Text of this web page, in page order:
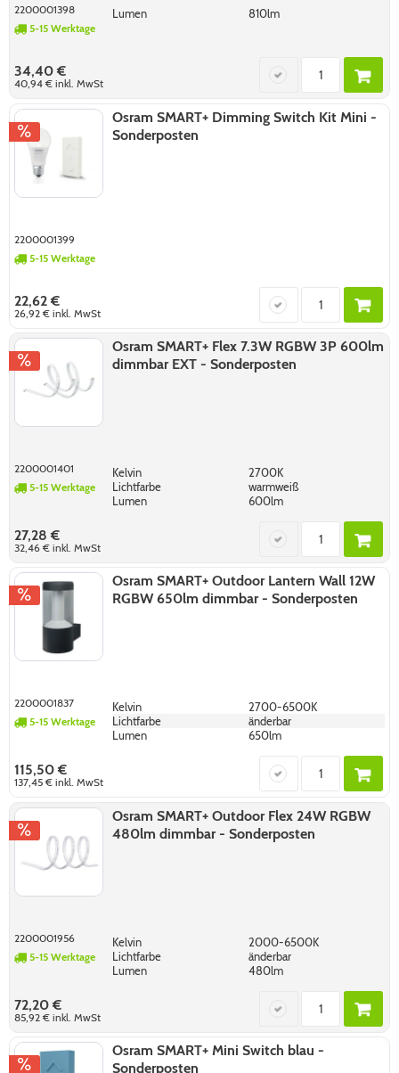
2200001398
5-15 Werktage
Lumen 810lm
34,40 €
40,94 €inkl. MwSt
Osram SMART+ Dimming Switch Kit Mini -
Sonderposten
2200001399
5-15 Werktage
22,62 €
26,92 €inkl. MwSt
Osram SMART+ Flex 7.3W RGBW 3P 600lm
dimmbar EXT - Sonderposten
2200001401
5-15 Werktage
Kelvin
2700K
Lichtfarbe
warmweiß
Lumen
600lm
27,28 €
32,46 €inkl. MwSt
Osram SMART+ Outdoor Lantern Wall 12W
RGBW 650lm dimmbar - Sonderposten
2200001837
5-15 Werktage
Kelvin
2700-6500K
Lichtfarbe
änderbar
Lumen
650lm
115,50 €
137,45 €inkl. MwSt
Osram SMART+ Outdoor Flex 24W RGBW
480lm dimmbar - Sonderposten
2200001956
5-15 Werktage
Kelvin
2000-6500K
Lichtfarbe
änderbar
Lumen
480lm
72,20 €
85,92 €inkl. MwSt
Osram SMART+ Mini Switch blau -
Sonderposten